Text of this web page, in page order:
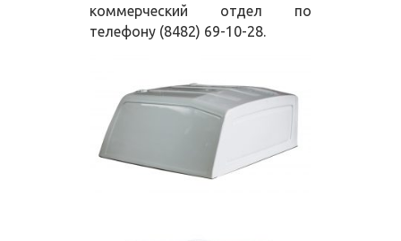
коммерческий отдел по
телефону (8482) 69-10-28.